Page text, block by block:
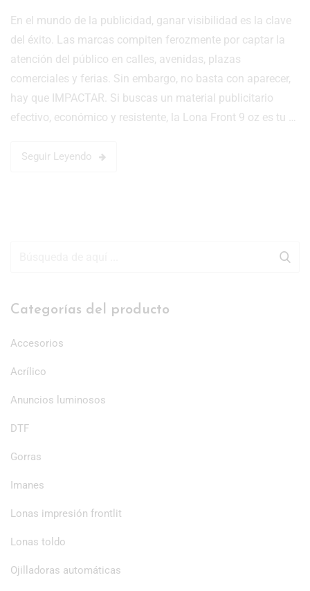
En el mundo de la publicidad, ganar visibilidad es la clave
del éxito. Las marcas compiten ferozmente por captar la
atención del público en calles, avenidas, plazas
comerciales y ferias. Sin embargo, no basta con aparecer,
hay que IMPACTAR. Si buscas un material publicitario
efectivo, económico y resistente, la Lona Front 9 oz es tu …
Seguir Leyendo
Categorías del producto
Accesorios
Acrílico
Anuncios luminosos
DTF
Gorras
Imanes
Lonas impresión frontlit
Lonas toldo
Ojilladoras automáticas